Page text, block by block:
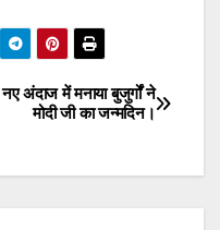
नए अंदाज में मनाया बुजुर्गों ने
मोदी जी का जन्मदिन।